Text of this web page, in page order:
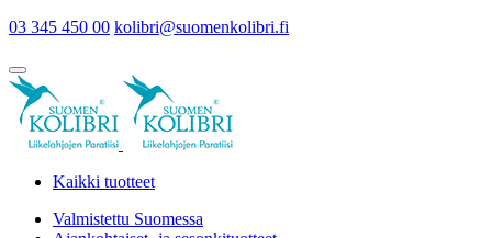
03 345 450 00 kolibri@suomenkolibri.fi
Kaikki tuotteet
Valmistettu Suomessa